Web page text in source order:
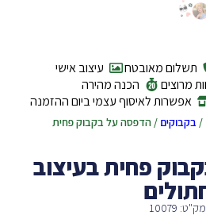
תשלום מאובטח
עיצוב אישי
מרוצים
הכנה מהירה
אפשרות לאיסוף עצמי ביום ההזמנה
/בקבוקים / הדפסה על בקבוק פחית
פחית בעיצוב
מק"ט: 10079